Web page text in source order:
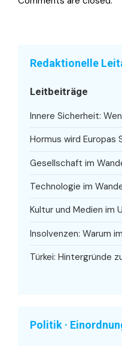
Redaktionelle
Leitbeiträge
Innere Sicherheit:
Hormus wird
Gesellschaft im
Technologie im
Kultur und Medien im
Insolvenzen: Warum
Türkei: Hintergründe
Politik ·